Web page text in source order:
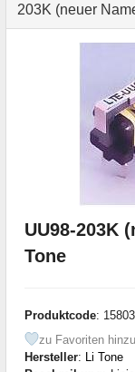
203K (neuer
UU98-203K
Tone
Produktcode: 15803
zu Favoriten
Hersteller: Li Tone